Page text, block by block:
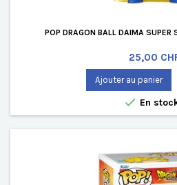
POP DRAGON BALL DAIMA SUPER
Prix
25,00
Ajouter au panier
 En